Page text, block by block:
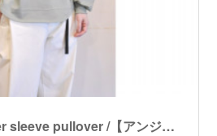
【angelina】gather sleeve pullover /【アンジェリーナ】ギャザースリーブプルオーバー